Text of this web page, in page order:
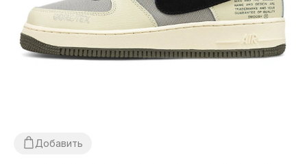
Добавить